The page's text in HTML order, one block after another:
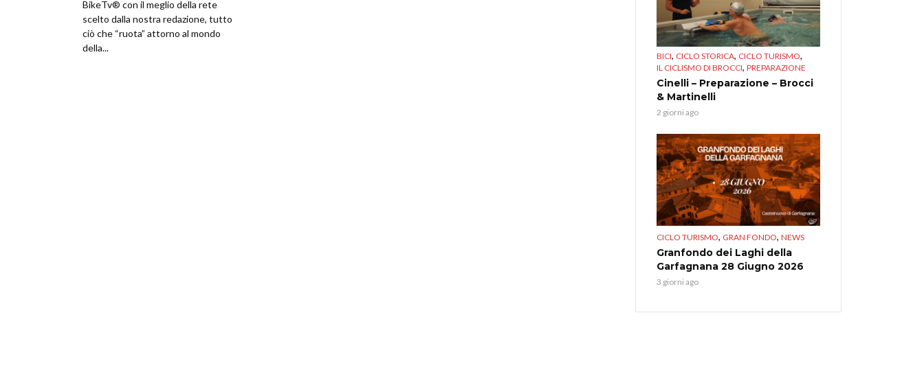
BikeTv® con il meglio della rete
scelto dalla nostra redazione, tutto
ciò che “ruota” attorno al mondo
della...
BICI, CICLO STORICA, CICLO TURISMO,
IL CICLISMO DI BROCCI, PREPARAZIONE
Cinelli – Preparazione – Brocci
& Martinelli
2 giorni ago
CICLO TURISMO, GRAN FONDO, NEWS
Granfondo dei Laghi della
Garfagnana 28 Giugno 2026
3 giorni ago